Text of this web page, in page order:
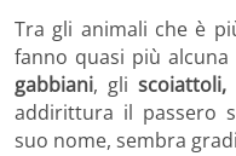
Tra gli animali che è
fanno quasi più
gabbiani, gli
addirittura il passero
suo nome, sembra